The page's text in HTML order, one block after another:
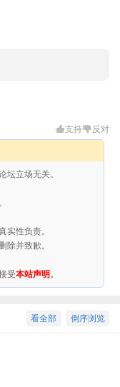
支持 反对
坛立场无关。
实性负责。
除并致歉。
受本站声明 。
倒序浏览
看全部